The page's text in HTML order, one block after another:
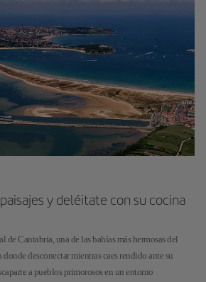
y deléitate con su cocina
de Cantabria, una de las bahías más hermosas del
desconectar mientras caes rendido ante su
a pueblos primorosos en un entorno